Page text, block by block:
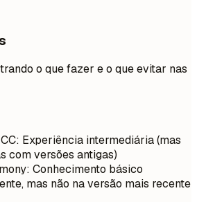
o que fazer e o que evitar nas
Experiência intermediária (mas
com versões antigas)
Conhecimento básico
mas não na versão mais recente